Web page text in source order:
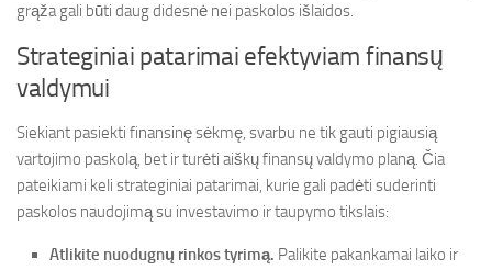
grąža gali būti daug didesnė nei paskolos išlaidos.
Strateginiai patarimai efektyviam finansų
valdymui
Siekiant pasiekti finansinę sėkmę, svarbu ne tik gauti pigiausią
vartojimo paskolą, bet ir turėti aiškų finansų valdymo planą. Čia
pateikiami keli strateginiai patarimai, kurie gali padėti suderinti
paskolos naudojimą su investavimo ir taupymo tikslais:
Atlikite nuodugnų rinkos tyrimą. Palikite pakankamai laiko ir